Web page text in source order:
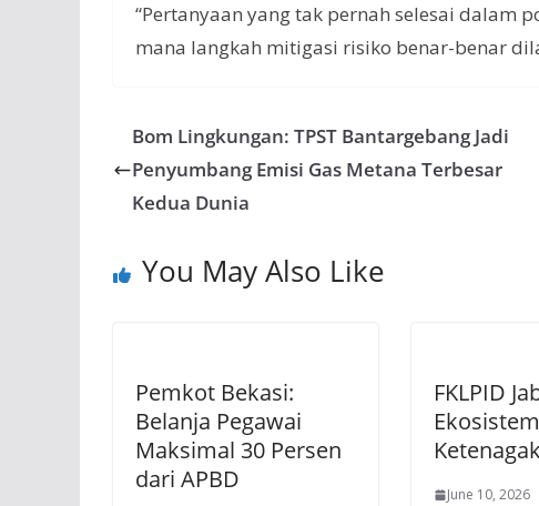
“Pertanyaan yang tak pernah selesai dalam
mana langkah mitigasi risiko benar-benar
Bom Lingkungan: TPST Bantargebang Jadi
Penyumbang Emisi Gas Metana Terbesar
Kedua Dunia
You May Also Like
Pemkot Bekasi:
Belanja Pegawai
Maksimal 30 Persen
dari APBD
FKLPID
Ekosistem
June 10, 2026